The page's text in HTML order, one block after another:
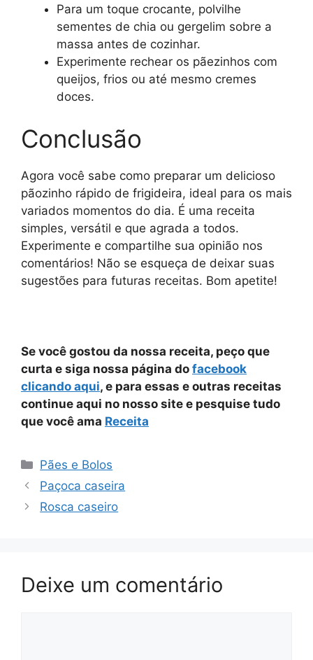
Para um toque crocante, polvilhe
sementes de chia ou gergelim sobre a
massa antes de cozinhar.
Experimente rechear os pãezinhos com
queijos, frios ou até mesmo cremes
doces.
Conclusão
Agora você sabe como preparar um delicioso
pãozinho rápido de frigideira, ideal para os mais
variados momentos do dia. É uma receita
simples, versátil e que agrada a todos.
Experimente e compartilhe sua opinião nos
comentários! Não se esqueça de deixar suas
sugestões para futuras receitas. Bom apetite!
Se você gostou da nossa receita, peço que
curta e siga nossa página do facebook
clicando aqui, e para essas e outras receitas
continue aqui no nosso site e pesquise tudo
que você ama Receita
Categorias
Pães e Bolos
Paçoca caseira
Rosca caseiro
Deixe um comentário